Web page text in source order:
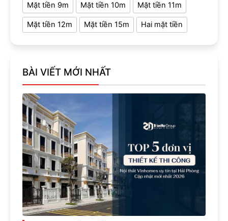
Mặt tiền 9m Mặt tiền 10m Mặt tiền 11m
Mặt tiền 12m Mặt tiền 15m Hai mặt tiền
BÀI VIẾT MỚI NHẤT